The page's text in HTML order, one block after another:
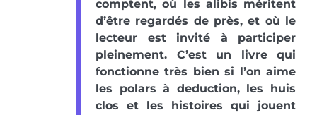
comptent, où les alibis méritent
d’être regardés de près, et où le
lecteur est invité à participer
pleinement. C’est un livre qui
fonctionne très bien si l’on aime
les polars à deduction, les huis
clos et les histoires qui jouent